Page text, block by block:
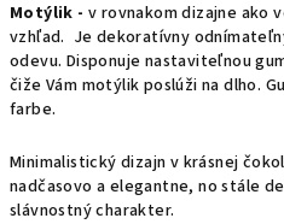
Motýlik - v rovnakom dizajne ako
vzhľad. Je dekoratívny
odevu. Disponuje nastaviteľnou
čiže Vám motýlik poslúži na dlho.
farbe.
Minimalistický dizajn v krásnej
nadčasovo a elegantne, no stále
slávnostný charakter.